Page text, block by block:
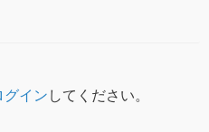
グイン してください。